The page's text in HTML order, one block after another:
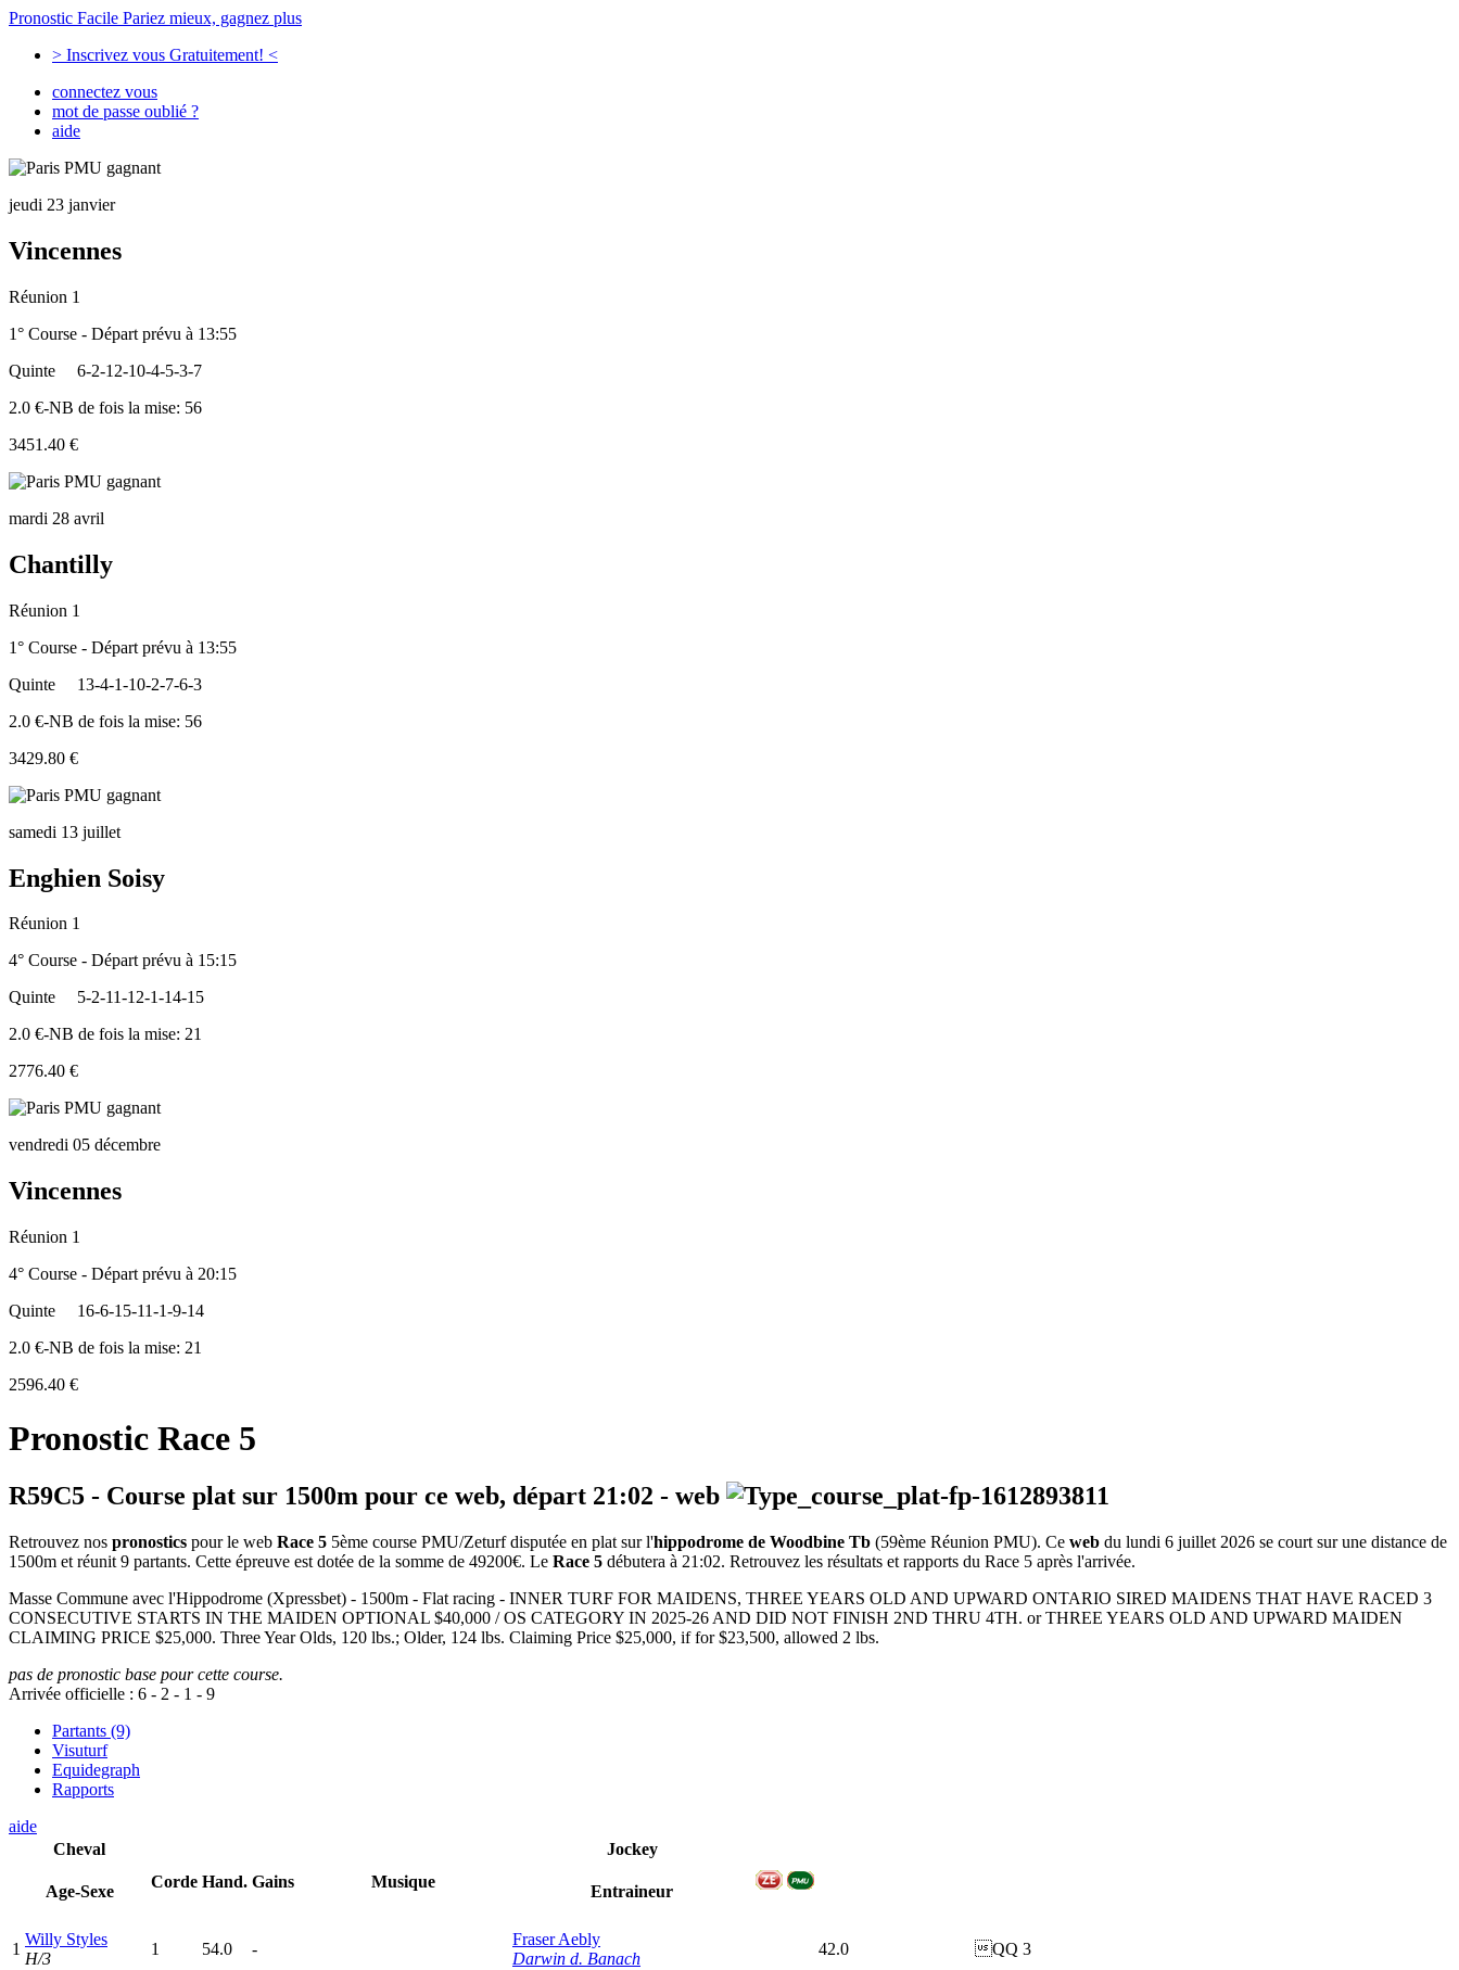
Pronostic Facile Pariez mieux, gagnez plus
> Inscrivez vous Gratuitement! <
connectez vous
mot de passe oublié ?
aide
jeudi 23 janvier
Vincennes
Réunion 1
1° Course - Départ prévu à 13:55
Quinte
6-2-12-10-4-5-3-7
2.0 €-NB de fois la mise: 56
3451.40 €
mardi 28 avril
Chantilly
Réunion 1
1° Course - Départ prévu à 13:55
Quinte
13-4-1-10-2-7-6-3
2.0 €-NB de fois la mise: 56
3429.80 €
samedi 13 juillet
Enghien Soisy
Réunion 1
4° Course - Départ prévu à 15:15
Quinte
5-2-11-12-1-14-15
2.0 €-NB de fois la mise: 21
2776.40 €
vendredi 05 décembre
Vincennes
Réunion 1
4° Course - Départ prévu à 20:15
Quinte
16-6-15-11-1-9-14
2.0 €-NB de fois la mise: 21
2596.40 €
Pronostic Race 5
R59C5 - Course plat sur 1500m pour ce web, départ 21:02 - web
Retrouvez nos pronostics pour le web Race 5 5ème course PMU/Zeturf disputée en plat sur l'hippodrome de Woodbine Tb (59ème Réunion PMU). Ce web du lundi 6 juillet 2026 se court sur une distance de
1500m et réunit 9 partants. Cette épreuve est dotée de la somme de 49200€. Le Race 5 débutera à 21:02. Retrouvez les résultats et rapports du Race 5 après l'arrivée.
Masse Commune avec l'Hippodrome (Xpressbet) - 1500m - Flat racing - INNER TURF FOR MAIDENS, THREE YEARS OLD AND UPWARD ONTARIO SIRED MAIDENS THAT HAVE RACED 3
CONSECUTIVE STARTS IN THE MAIDEN OPTIONAL $40,000 / OS CATEGORY IN 2025-26 AND DID NOT FINISH 2ND THRU 4TH. or THREE YEARS OLD AND UPWARD MAIDEN
CLAIMING PRICE $25,000. Three Year Olds, 120 lbs.; Older, 124 lbs. Claiming Price $25,000, if for $23,500, allowed 2 lbs.
pas de pronostic base pour cette course.
Arrivée officielle : 6 - 2 - 1 - 9
Partants (9)
Visuturf
Equidegraph
Rapports
aide
Cheval
Age-Sexe
Corde Hand. Gains Musique
Jockey
Entraineur
1
Willy Styles
H/3
1 54.0 -
Fraser Aebly
Darwin d. Banach
42.0 QQ 3